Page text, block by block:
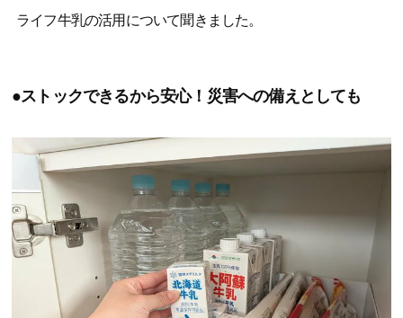
ライフ牛乳の活用について聞きました。
●ストックできるから安心！災害への備えとしても